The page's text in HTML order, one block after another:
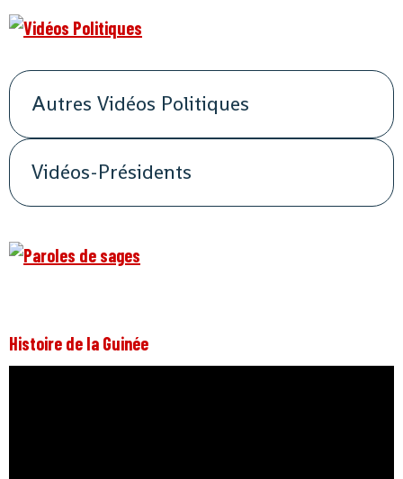
Autres Vidéos Politiques
Vidéos-Présidents
Histoire de la Guinée